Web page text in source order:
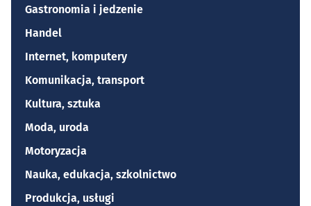
Gastronomia i jedzenie
Handel
Internet, komputery
Komunikacja, transport
Kultura, sztuka
Moda, uroda
Motoryzacja
Nauka, edukacja, szkolnictwo
Produkcja, usługi